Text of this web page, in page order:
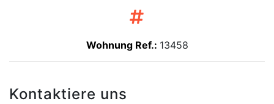
Wohnung Ref.: 13458
Kontaktiere uns